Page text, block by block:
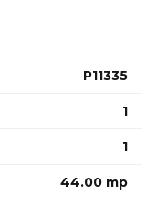
locuinta ideala
fata deP11335
1
1
44.00 mp